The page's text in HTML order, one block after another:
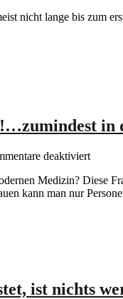
nicht lange bis zum
in
deaktiviertfür
4/14:
MS
Medizin? Diese
kann man nur
ist nichts